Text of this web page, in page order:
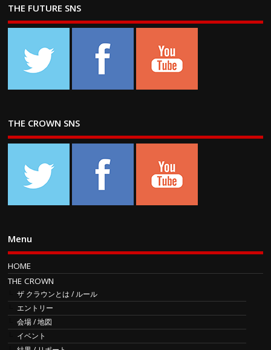
THE FUTURE SNS
THE CROWN SNS
Menu
HOME
THE CROWN
ザ クラウンとは / ルール
エントリー
会場 / 地図
イベント